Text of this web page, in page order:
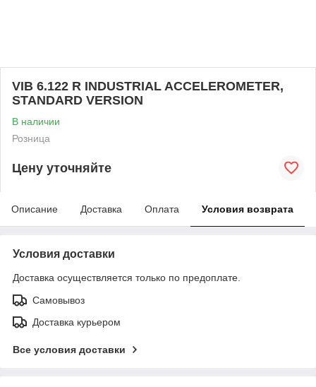
VIB 6.122 R INDUSTRIAL ACCELEROMETER,
STANDARD VERSION
В наличии
Розница
Цену уточняйте
Описание Доставка Оплата Условия возврата
Условия доставки
Доставка осуществляется только по предоплате.
Самовывоз
Доставка курьером
Все условия доставки